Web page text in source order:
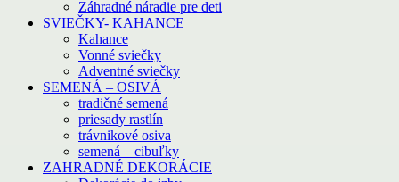
Záhradné náradie pre deti
SVIEČKY- KAHANCE
Kahance
Vonné sviečky
Adventné sviečky
SEMENÁ – OSIVÁ
tradičné semená
priesady rastlín
trávnikové osiva
semená – cibuľky
ZAHRADNÉ DEKORÁCIE